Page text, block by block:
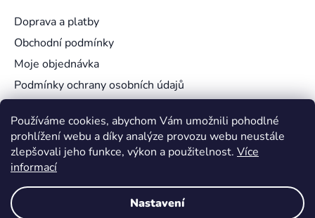
Používáme cookies, abychom Vám umožnili pohodlné
prohlížení webu a díky analýze provozu webu neustále
zlepšovali jeho funkce, výkon a použitelnost. Více
informací
Nastavení
Doprava a platby
Obchodní podmínky
Moje objednávka
Podmínky ochrany osobních údajů
Vyhledávání
HLEDAT